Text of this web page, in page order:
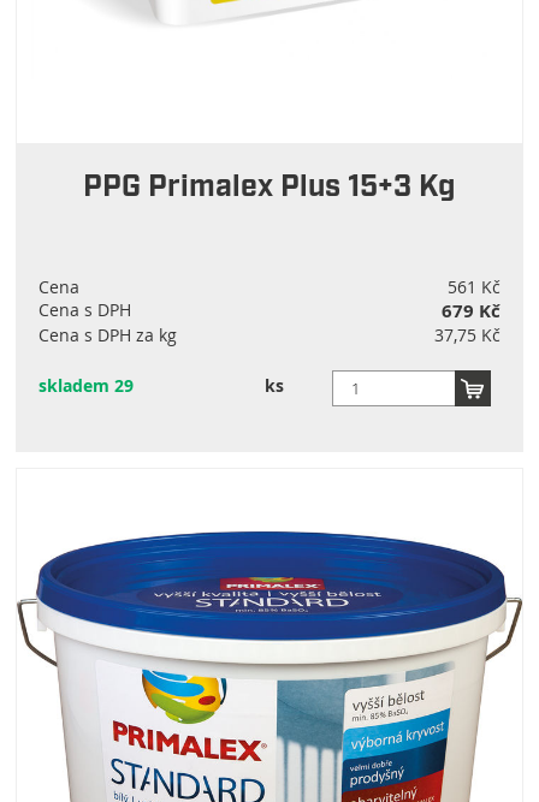
PPG Primalex Plus 15+3 Kg
Cena
561 Kč
Cena s DPH
679 Kč
Cena s DPH za kg 37,75 Kč
skladem 29 ks